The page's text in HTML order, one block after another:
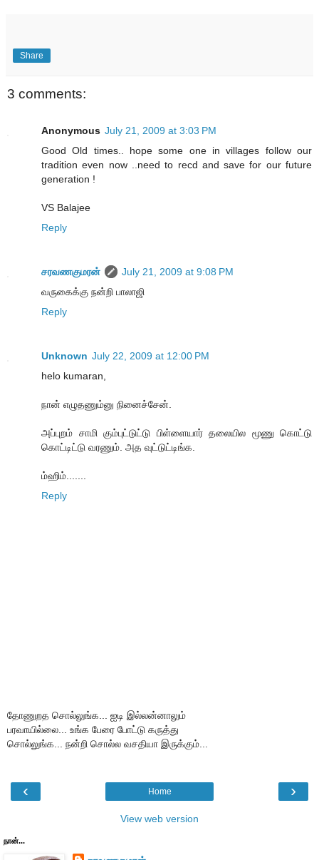
Share
3 comments:
Anonymous July 21, 2009 at 3:03 PM
Good Old times.. hope some one in villages follow our
tradition even now ..need to recd and save for our future
generation !
VS Balajee
Reply
சரவணகுமரன்
July 21, 2009 at 9:08 PM
வருகைக்கு நன்றி பாலாஜி
Reply
Unknown July 22, 2009 at 12:00 PM
helo kumaran,
நான் எழுதணும்னு நினைச்சேன்.
அப்புறம் சாமி கும்புட்டுட்டு பிள்ளையார் தலையில மூணு கொட்டு
கொட்டிட்டு வரணும். அத வுட்டுட்டிங்க.
ம்ஹிம்.......
Reply
தோணுறத சொல்லுங்க... ஐடி இல்லன்னாலும்
பரவாயில்லை... உங்க பேரை போட்டு கருத்து
சொல்லுங்க... நன்றி சொல்ல வசதியா இருக்கும்...
‹ ›
Home
View web version
நான்...